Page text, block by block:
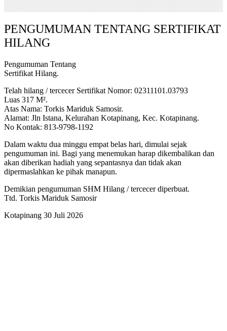
PENGUMUMAN TENTANG SERTIFIKAT
HILANG
Pengumuman Tentang
Sertifikat Hilang.
Telah hilang / tercecer Sertifikat Nomor: 02311101.03793
Luas 317 M².
Atas Nama: Torkis Mariduk Samosir.
Alamat: Jln Istana, Kelurahan Kotapinang, Kec. Kotapinang.
No Kontak: 813-9798-1192
Dalam waktu dua minggu empat belas hari, dimulai sejak
pengumuman ini. Bagi yang menemukan harap dikembalikan dan
akan diberikan hadiah yang sepantasnya dan tidak akan
dipermaslahkan ke pihak manapun.
Demikian pengumuman SHM Hilang / tercecer diperbuat.
Ttd. Torkis Mariduk Samosir
Kotapinang 30 Juli 2026